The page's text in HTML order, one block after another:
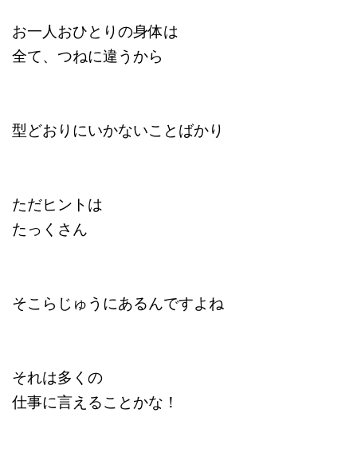
お一人おひとりの身体は
全て、つねに違うから
型どおりにいかないことばかり
ただヒントは
たっくさん
そこらじゅうにあるんですよね
それは多くの
仕事に言えることかな！